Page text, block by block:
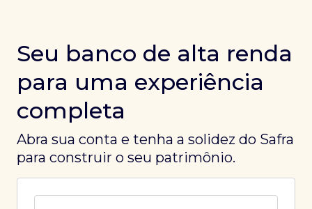
Seu banco de alta renda
para uma experiência
completa
Abra sua conta e tenha a solidez do Safra
para construir o seu patrimônio.